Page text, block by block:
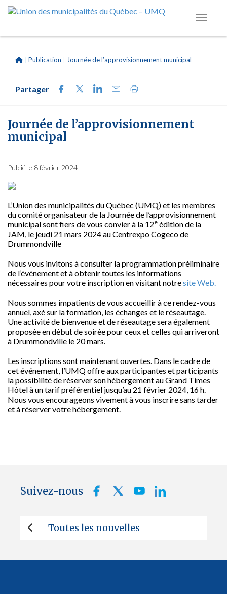
Publication Journée de l’approvisionnement municipal
Partager
Journée de l’approvisionnement
municipal
Publié le 8 février 2024
L’Union des municipalités du Québec (UMQ) et les membres
du comité organisateur de la Journée de l’approvisionnement
municipal sont fiers de vous convier à la 12e édition de la
JAM, le jeudi 21 mars 2024 au Centrexpo Cogeco de
Drummondville
Nous vous invitons à consulter la programmation préliminaire
de l’événement et à obtenir toutes les informations
nécessaires pour votre inscription en visitant notresite Web.
Nous sommes impatients de vous accueillir à ce rendez-vous
annuel, axé sur la formation, les échanges et le réseautage.
Une activité de bienvenue et de réseautage sera également
proposée en début de soirée pour ceux et celles qui arriveront
à Drummondville le 20 mars.
Les inscriptions sont maintenant ouvertes. Dans le cadre de
cet événement, l’UMQ offre aux participantes et participants
la possibilité de réserver son hébergement au Grand Times
Hôtel à un tarif préférentiel jusqu’au 21 février 2024, 16 h.
Nous vous encourageons vivement à vous inscrire sans tarder
et à réserver votre hébergement.
Suivez-nous
Toutes les nouvelles